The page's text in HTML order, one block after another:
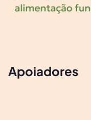
Apoiadores